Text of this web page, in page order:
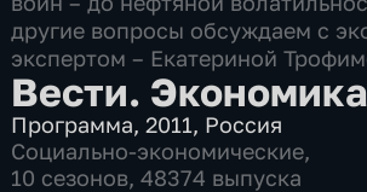
другие вопросы обсуждаем с
экспертом – Екатериной
Вести. Экономика
Программа,2011, Россия
Социально-экономические,
10 сезонов, 48374 выпуска